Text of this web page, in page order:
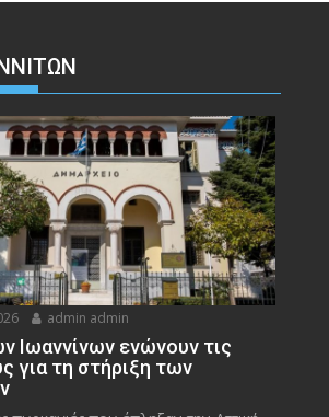
admin admin
Ιωαννίνων ενώνουν τις
για τη στήριξη των